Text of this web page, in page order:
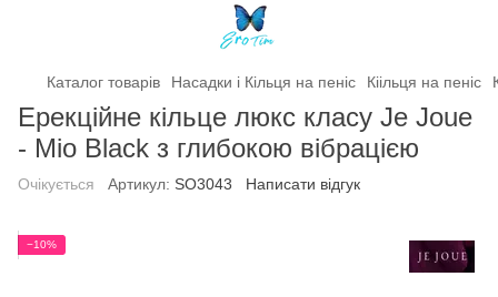
Каталог товарів Насадки і Кільця на пеніс Кіільця на пеніс
Ерекційне кільце люкс класу Je Joue
- Mio Black з глибокою вібрацією
Очікується Артикул: SO3043 Написати відгук
−10%